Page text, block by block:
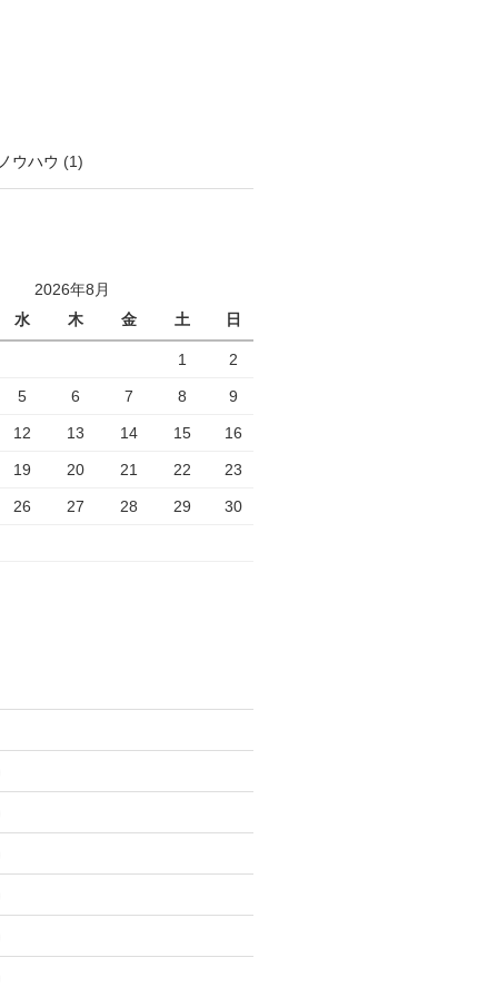
ウハウ (1)
2026年8月
水 木 金 土 日
1 2
5 6 7 8 9
12 13 14 15 16
19 20 21 22 23
26 27 28 29 30